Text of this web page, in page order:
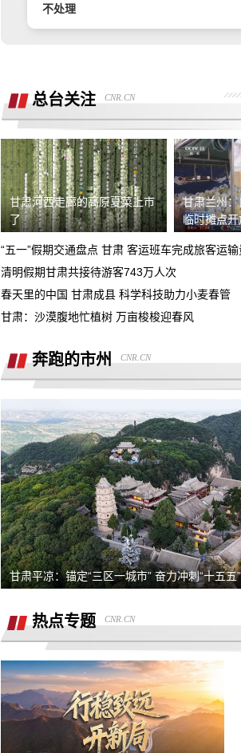
不处理
奇富借条（原360借条）暴力催收
广西联通宽带被无故限速，想恢复必须
《业务风险防控承诺书》
话费充值未到账，平台判商家退款，但
家不退款也联系不上。
游戏虚假宣传诱导消费，已经严重影响
人生活
4s店擅自操作导致汽车主机损坏导致需
全款购买吉利银河A7被售抵押车，车辆
被中信银行拖走，钱车两空，吉利总部
诿不作为
石家庄鹿泉区烂尾楼
退定金10000元
承诺兜底购置税，后续不兜底
熊猫净水器爆炸燃烧
退还诚意金
滴滴平台司机超时未出发，地域黑乘客
要求解除合同，退款，我还没有开始学
能借款，没用使用过其它会员权益，要
退款退
重庆智鑫沅汽车销售有限公司强买强卖
服务态度恶劣且拒绝退还定金
买车锁单前不预审，贷款批不过，强制
走租赁贷款
退还定金2000元
总台关注 CNR.CN
甘肃河西走廊的高原夏菜上市
了
甘肃兰州
临时摊点开
“五一”假期交通盘点 甘肃 客运班车完成旅客运
清明假期甘肃共接待游客743万人次
春天里的中国 甘肃成县 科学科技助力小麦春管
甘肃：沙漠腹地忙植树 万亩梭梭迎春风
奔跑的市州 CNR.CN
甘肃平凉：锚定“三区一城市” 奋力冲刺“十五五
热点专题 CNR.CN